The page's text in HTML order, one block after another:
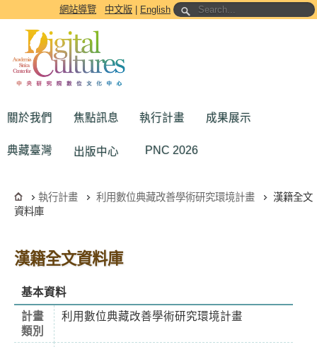
跳到主要內容區塊網站導覽 中文版 English
關於我們 焦點訊息 執行計畫 成果展示
典藏臺灣 出版中心 PNC 2026
執行計畫 利用數位典藏改善學術研究環境計畫
漢籍全文
資料庫
漢籍全文資料庫
基本資料
計畫
類別
利用數位典藏改善學術研究環境計畫